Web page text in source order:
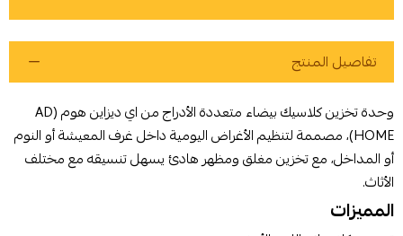
أوافق على سياسة الشراء
تفاصيل المنتج
وحدة تخزين كلاسيك بيضاء متعددة الأدراج من اي ديزاين هوم (AD
HOME)، مصممة لتنظيم الأغراض اليومية داخل غرف المعيشة أو النوم
أو المداخل، مع تخزين مغلق ومظهر هادئ يسهل تنسيقه مع مختلف
الأثاث.
المميزات